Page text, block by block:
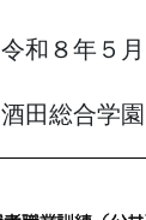
８年５月
田総合学園